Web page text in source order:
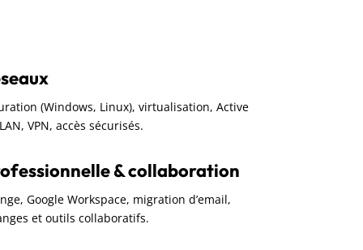
(Windows, Linux), virtualisation, Active
VPN, accès sécurisés.
& collaboration
Google Workspace, migration d’email,
et outils collaboratifs.